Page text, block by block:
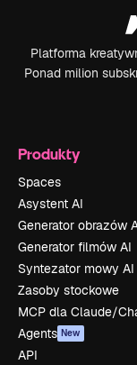
Platforma
Ponad milion
Produkty
Spaces
Asystent AI
Generator obrazów
Generator filmów AI
Syntezator mowy AI
Zasoby stockowe
MCP dla Claude/
Agents New
API